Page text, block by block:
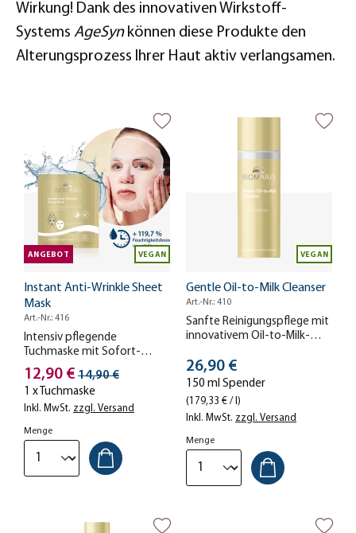
Wirkung! Dank des innovativen Wirkstoff-
Systems AgeSynkönnen diese Produkte den
Alterungsprozess Ihrer Haut aktiv verlangsamen.
ANGEBOT VEGAN
Instant Anti-Wrinkle Sheet
Mask
Art.-Nr.: 416
Intensiv pflegende
Tuchmaske mit Sofort-
Effekt
Stückpreis
12,90 € Streichpreis
14,90 €
1 x Tuchmaske
Inkl. MwSt. zzgl. Versand
Menge
VEGAN
Gentle Oil-to-Milk Cleanser
Art.-Nr.: 410
Sanfte Reinigungspflege mit
innovativem Oil-to-Milk-
Gesichtshaut sanft von
Schmutz und Make-up, ohne
auszutrocknen.
Stückpreis
26,90 €
150 ml Spender
(179,33 € / l)
Inkl. MwSt. zzgl. Versand
Menge